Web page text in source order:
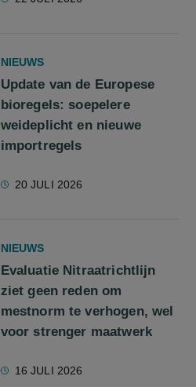
NIEUWS
Update van de Europese
bioregels: soepelere
weideplicht en nieuwe
importregels
20 JULI 2026
NIEUWS
Evaluatie Nitraatrichtlijn
ziet geen reden om
mestnorm te verhogen, wel
voor strenger maatwerk
16 JULI 2026